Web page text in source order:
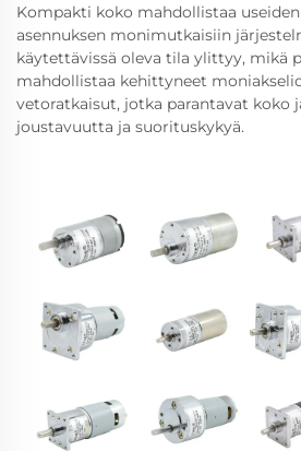
Kompakti koko mahdollistaa
asennuksen monimutkaisiin
käytettävissä oleva tila ylittyy, mikä
mahdollistaa kehittyneet
vetoratkaisut, jotka parantavat koko
joustavuutta ja suorituskykyä.